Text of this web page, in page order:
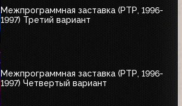
Межпрограммная заставка (РТР, 1996-
1997) Третий вариант
Межпрограммная заставка (РТР, 1996-
1997) Четвертый вариант